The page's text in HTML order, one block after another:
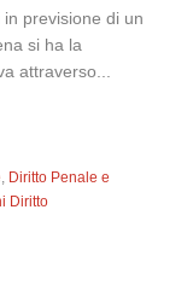
previsione di un
si ha la
attraverso...
, Diritto Penale e
Diritto